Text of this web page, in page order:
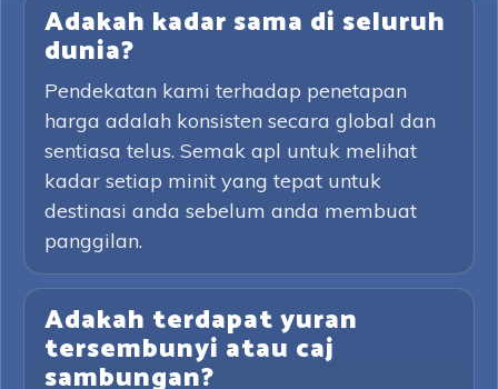
Adakah kadar sama di seluruh
dunia?
Pendekatan kami terhadap penetapan
harga adalah konsisten secara global dan
sentiasa telus. Semak apl untuk melihat
kadar setiap minit yang tepat untuk
destinasi anda sebelum anda membuat
panggilan.
Adakah terdapat yuran
tersembunyi atau caj
sambungan?